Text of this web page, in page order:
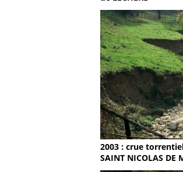
2003 : crue
SAINT NICOLAS DE